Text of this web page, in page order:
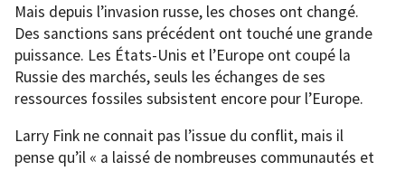
Mais depuis l’invasion russe, les choses ont changé.
Des sanctions sans précédent ont touché une grande
puissance. Les États-Unis et l’Europe ont coupé la
Russie des marchés, seuls les échanges de ses
ressources fossiles subsistent encore pour l’Europe.
Larry Fink ne connait pas l’issue du conflit, mais il
pense qu’il « a laissé de nombreuses communautés et